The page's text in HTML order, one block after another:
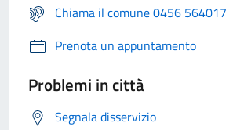
Chiama il comune 0456 564017
Prenota un appuntamento
Problemi in città
Segnala disservizio